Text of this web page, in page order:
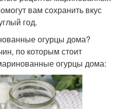
вам сохранить вкус
год.
огурцы дома?
по которым стоит
огурцы дома: